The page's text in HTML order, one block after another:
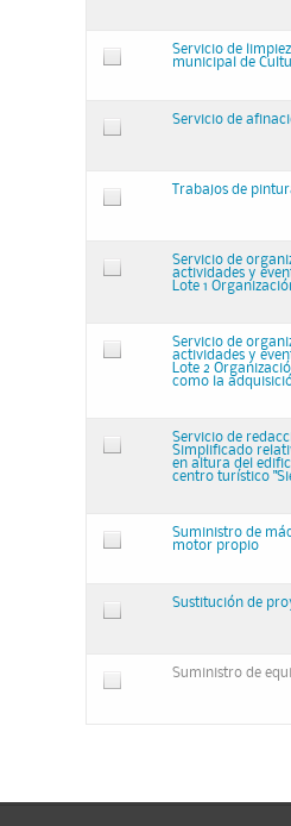
Servicio de
municipal de
Servicio de
Trabajos de
Servicio de
actividades y
Lote 1
Servicio de
actividades y
Lote 2
como la
Servicio de
Simplificado
en altura del
centro turístico
Suministro de
motor propio
Sustitución de
Suministro de